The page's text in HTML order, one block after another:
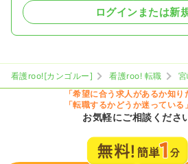
ログインまたは新
看護roo![カンゴルー] 看護roo! 転職
「希望に合う求人があるか知り
「転職するかどうか迷っている
お気軽にご相談くださ